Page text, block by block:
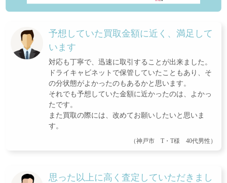
予想していた買取金額に近く、満足して
います
対応も丁寧で、迅速に取引することが出来ました。
ドライキャビネットで保管していたこともあり、そ
の分状態がよかったのもあるかと思います。
それでも予想していた金額に近かったのは、よかっ
たです。
また買取の際には、改めてお願いしたいと思いま
す。
（神戸市 T・T様 40代男性）
思った以上に高く査定していただきまし